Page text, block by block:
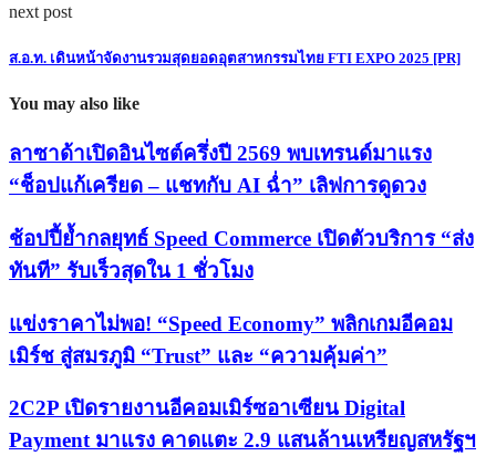
next post
ส.อ.ท. เดินหน้าจัดงานรวมสุดยอดอุตสาหกรรมไทย FTI EXPO 2025 [PR]
You may also like
ลาซาด้าเปิดอินไซต์ครึ่งปี 2569 พบเทรนด์มาแรง
“ช็อปแก้เครียด – แชทกับ AI ฉ่ำ” เลิฟการดูดวง
ช้อปปี้ย้ำกลยุทธ์ Speed Commerce เปิดตัวบริการ “ส่ง
ทันที” รับเร็วสุดใน 1 ชั่วโมง
แข่งราคาไม่พอ! “Speed Economy” พลิกเกมอีคอม
เมิร์ช สู่สมรภูมิ “Trust” และ “ความคุ้มค่า”
2C2P เปิดรายงานอีคอมเมิร์ซอาเซียน Digital
Payment มาแรง คาดแตะ 2.9 แสนล้านเหรียญสหรัฐฯ